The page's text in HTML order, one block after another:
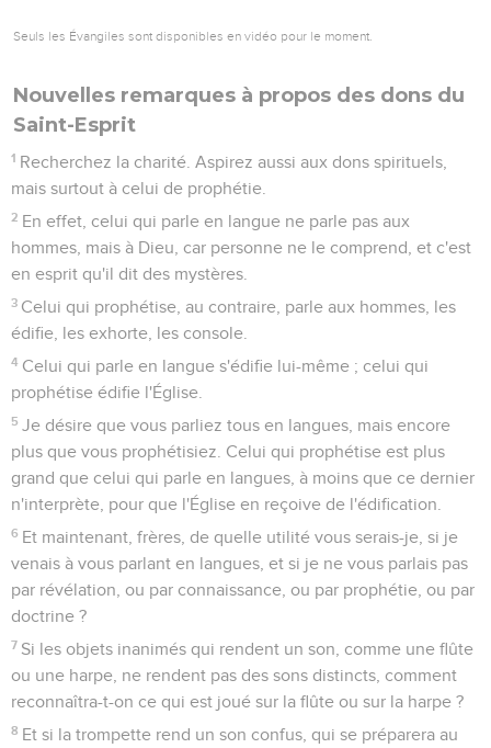
Seuls les Évangiles sont disponibles en vidéo pour le moment.
Nouvelles remarques à propos des dons du
Saint-Esprit
1 Recherchez la charité. Aspirez aussi aux dons spirituels,
mais surtout à celui de prophétie.
2 En effet, celui qui parle en langue ne parle pas aux
hommes, mais à Dieu, car personne ne le comprend, et c'est
en esprit qu'il dit des mystères.
3 Celui qui prophétise, au contraire, parle aux hommes, les
édifie, les exhorte, les console.
4 Celui qui parle en langue s'édifie lui-même ; celui qui
prophétise édifie l'Église.
5 Je désire que vous parliez tous en langues, mais encore
plus que vous prophétisiez. Celui qui prophétise est plus
grand que celui qui parle en langues, à moins que ce dernier
n'interprète, pour que l'Église en reçoive de l'édification.
6 Et maintenant, frères, de quelle utilité vous serais-je, si je
venais à vous parlant en langues, et si je ne vous parlais pas
par révélation, ou par connaissance, ou par prophétie, ou par
doctrine ?
7 Si les objets inanimés qui rendent un son, comme une flûte
ou une harpe, ne rendent pas des sons distincts, comment
reconnaîtra-t-on ce qui est joué sur la flûte ou sur la harpe ?
8 Et si la trompette rend un son confus, qui se préparera au